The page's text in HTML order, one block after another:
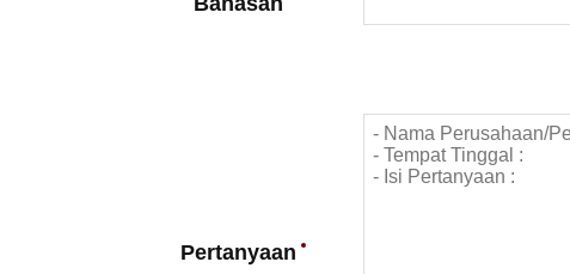
Pertanyaan